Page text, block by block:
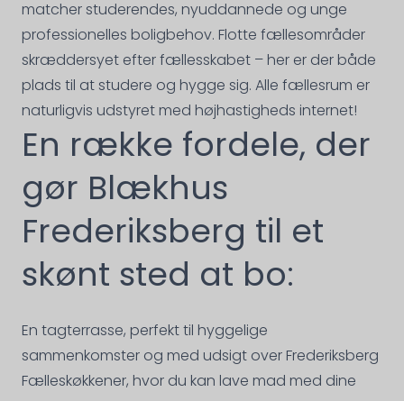
matcher studerendes, nyuddannede og unge
professionelles boligbehov. Flotte fællesområder
skræddersyet efter fællesskabet – her er der både
plads til at studere og hygge sig. Alle fællesrum er
naturligvis udstyret med højhastigheds internet!
En række fordele, der
gør Blækhus
Frederiksberg til et
skønt sted at bo:
En tagterrasse, perfekt til hyggelige
sammenkomster og med udsigt over Frederiksberg
Fælleskøkkener, hvor du kan lave mad med dine